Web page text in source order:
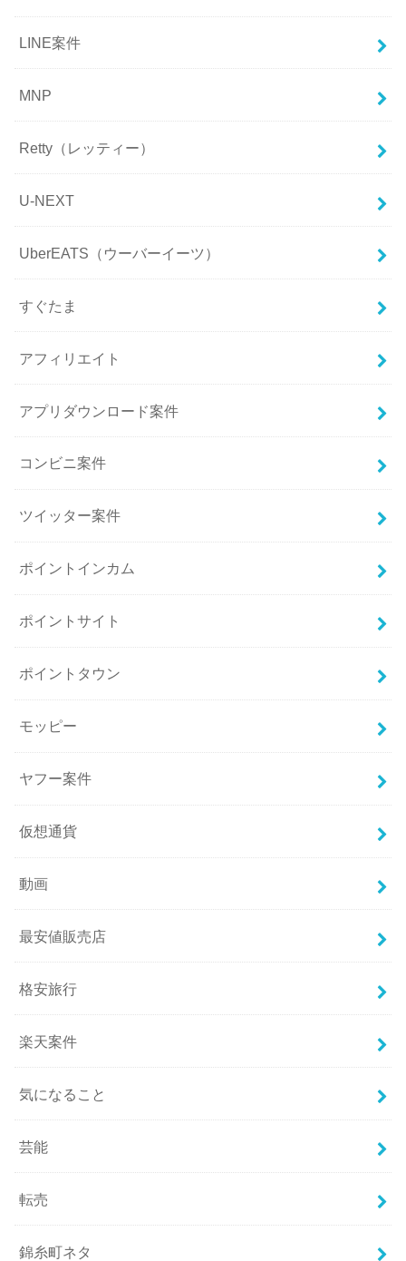
LINE案件
MNP
Retty（レッティー）
U-NEXT
UberEATS（ウーバーイーツ）
すぐたま
アフィリエイト
アプリダウンロード案件
コンビニ案件
ツイッター案件
ポイントインカム
ポイントサイト
ポイントタウン
モッピー
ヤフー案件
仮想通貨
動画
最安値販売店
格安旅行
楽天案件
気になること
芸能
転売
錦糸町ネタ